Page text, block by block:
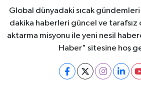
Global dünyadaki sıcak
dakika haberleri güncel ve tarafsız
aktarma misyonu ile yeni nesil
Haber" sitesine hoş